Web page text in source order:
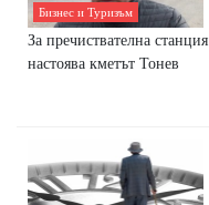
Бизнес и Туризъм
За пречиствателна
настоява кметът Тонев